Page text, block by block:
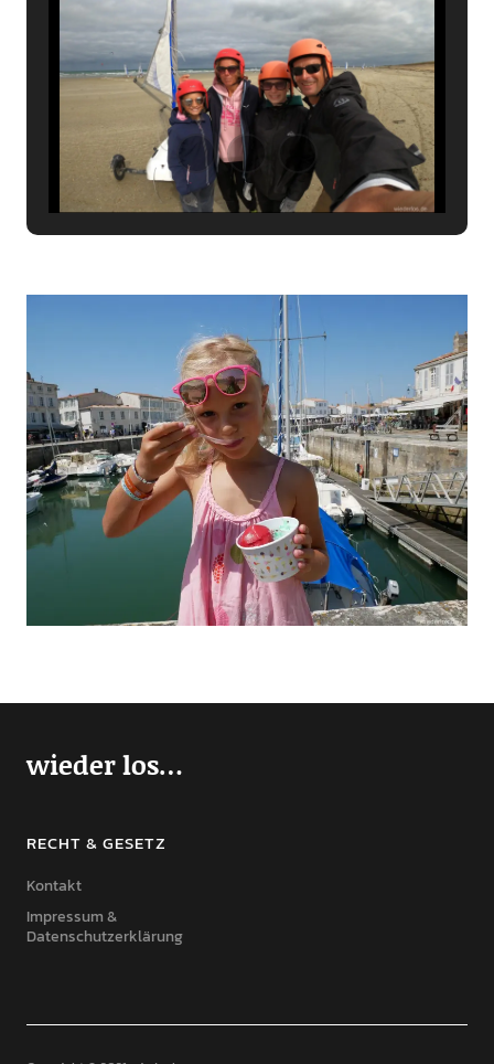
wieder los…
RECHT & GESETZ
Kontakt
Impressum &
Datenschutzerklärung